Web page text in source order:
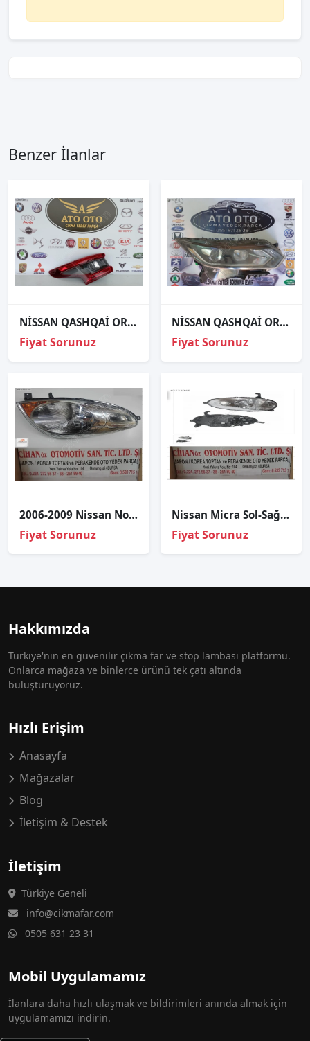
Benzer İlanlar
NİSSAN QASHQAİ ORJİNAL ÇIKMA SOL STOP
Fiyat Sorunuz
NİSSAN QASHQAİ ORJİNAL ÇIKMA SAĞ FAR
Fiyat Sorunuz
2006-2009 Nissan Note DEPO Sol-sağ Far - adet fıyatı
Fiyat Sorunuz
Nissan Micra Sol-Sağ Far ?2002 2008?
Fiyat Sorunuz
Hakkımızda
Türkiye'nin en güvenilir çıkma far ve stop lambası platformu.
Onlarca mağaza ve binlerce ürünü tek çatı altında
buluşturuyoruz.
Hızlı Erişim
Anasayfa
Mağazalar
Blog
İletişim & Destek
İletişim
Türkiye Geneli
info@cikmafar.com
0505 631 23 31
Mobil Uygulamamız
İlanlara daha hızlı ulaşmak ve bildirimleri anında almak için
uygulamamızı indirin.